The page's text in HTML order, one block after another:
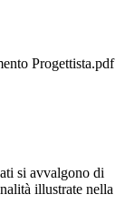
Progettista.pdf
si avvalgono di
illustrate nella